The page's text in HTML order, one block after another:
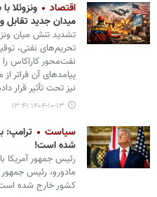
اقتصاد
ونزوئلا
میدان جدید تقابل
تحریم‌های نفتی،
نفت‌محور کاراکاس را
پیامدهای آن فراتر از
نیز تحت تأثیر قرار
۱۴۰۴-۱۰-۱۳ ۱۳:۴۱
سیاست
ترامپ:
شده است!
رئیس جمهور آمریکا
مادورو، رئیس
کشور خارج شده